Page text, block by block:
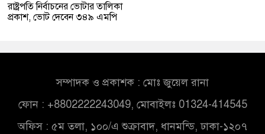
রাষ্ট্রপতি নির্বাচনের ভোটার তালিকা
প্রকাশ, ভোট দেবেন ৩৪৯ এমপি
সম্পাদক ও প্রকাশক : মোঃ জুয়েল রানা
ফোন : +8802222243049, মোবাইলঃ 01324-414545
অফিস : ৫ম তলা, ১০০/এ শুক্রাবাদ, ধানমন্ডি, ঢাকা-১২০৭